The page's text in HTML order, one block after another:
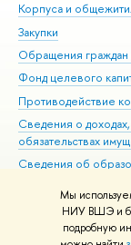
Мы
НИУ ВШЭ и
подробную
Корпуса и
Закупки
Обращения
Фонд целевого
Противодействие
Сведения о
обязательствах
Сведения об
Людям с
Единая платежная
Работа в Вышке